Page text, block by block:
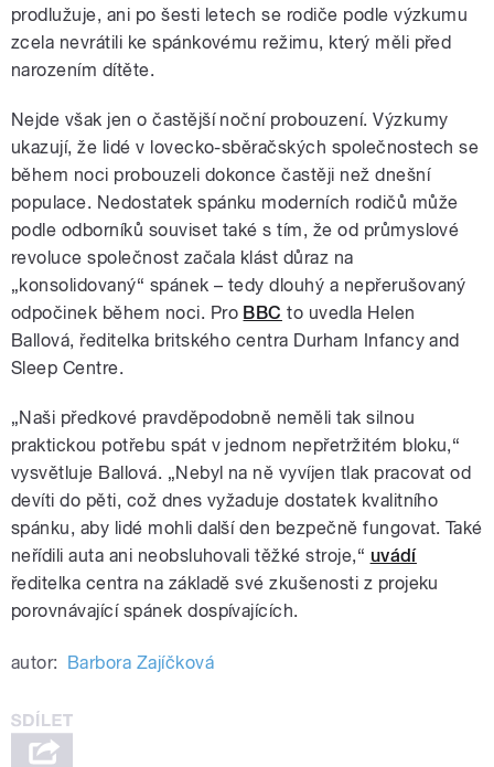
prodlužuje, ani po šesti letech se rodiče podle výzkumu
zcela nevrátili ke spánkovému režimu, který měli před
narozením dítěte.
Nejde však jen o častější noční probouzení. Výzkumy
ukazují, že lidé v lovecko-sběračských společnostech se
během noci probouzeli dokonce častěji než dnešní
populace. Nedostatek spánku moderních rodičů může
podle odborníků souviset také s tím, že od průmyslové
revoluce společnost začala klást důraz na
„konsolidovaný“ spánek – tedy dlouhý a nepřerušovaný
odpočinek během noci. Pro BBC to uvedla Helen
Ballová, ředitelka britského centra Durham Infancy and
Sleep Centre.
„Naši předkové pravděpodobně neměli tak silnou
praktickou potřebu spát v jednom nepřetržitém bloku,“
vysvětluje Ballová. „Nebyl na ně vyvíjen tlak pracovat od
devíti do pěti, což dnes vyžaduje dostatek kvalitního
spánku, aby lidé mohli další den bezpečně fungovat. Také
neřídili auta ani neobsluhovali těžké stroje,“ uvádí
ředitelka centra na základě své zkušenosti z projeku
porovnávající spánek dospívajících.
autor: Barbora Zajíčková